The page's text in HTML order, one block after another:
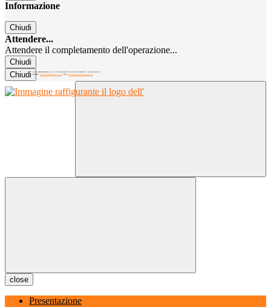
Informazione
Chiudi
Attendere...
Attendere il completamento dell'operazione...
Chiudi
Chiudi
C.M. MIRC300004 | C.F. 97040260156 | Tel. 02.8260979 - 02.89300137
EMAIL: mirc300004@istruzione.it | PEC: mirc300004@pec.istruzione.it
close
Presentazione